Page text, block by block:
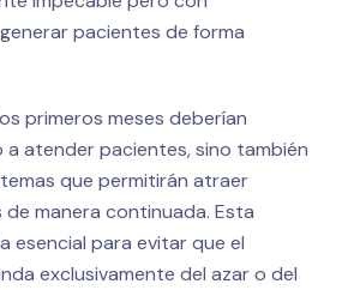
pacientes de forma
primeros meses deberían
a atender pacientes, sino también
que permitirán atraer
manera continuada. Esta
esencial para evitar que el
exclusivamente del azar o del